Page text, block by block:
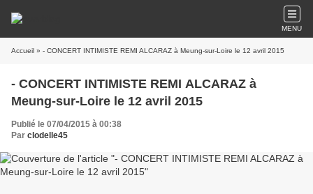
MENU
Accueil » - CONCERT INTIMISTE REMI ALCARAZ à Meung-sur-Loire le 12 avril 2015
- CONCERT INTIMISTE REMI ALCARAZ à
Meung-sur-Loire le 12 avril 2015
Publié le 07/04/2015 à 00:38
Par clodelle45